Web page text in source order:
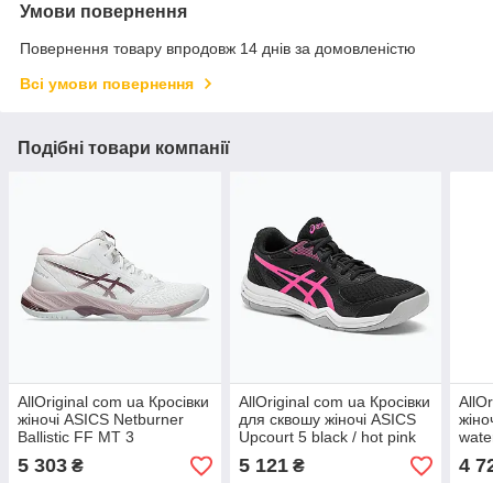
Умови повернення
Повернення товару впродовж 14 днів за домовленістю
Всі умови повернення
Подібні товари компанії
AllOriginal com ua Кросівки
жіночі ASICS Netburner
Ballistic FF MT 3
white/watershed rose
РОЗМІРИ ЗАПИТУЙТЕ
5 303 ₴
AllOriginal com ua Кросівки
для сквошу жіночі ASICS
Upcourt 5 black / hot pink
РОЗМІРИ ЗАПИТУЙТЕ
5 121₴ 4